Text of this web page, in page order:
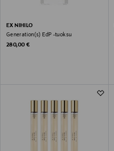
EX NIHILO
Generation(s) EdP -tuoksu
Original Price
280,00 €